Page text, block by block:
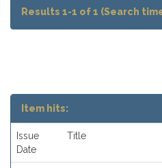
Results 1-1 of 1 (Search
Item hits:
Issue
Date
Title